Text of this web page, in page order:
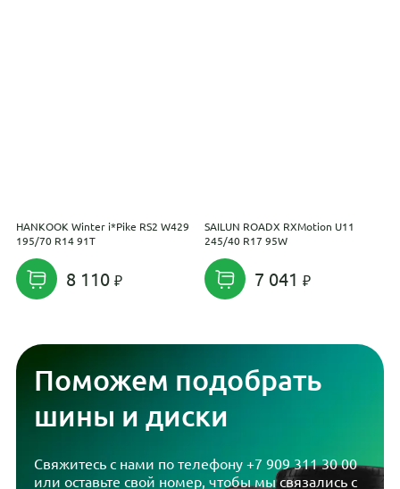
HANKOOK Winter i*Pike RS2 W429
195/70 R14 91T
8 110
SAILUN ROADX RXMotion U11
245/40 R17 95W
7 041
Поможем подобрать
шины и диски
Свяжитесь с нами по телефону +7 909 311 30 00
или оставьте свой номер, чтобы мы связались с